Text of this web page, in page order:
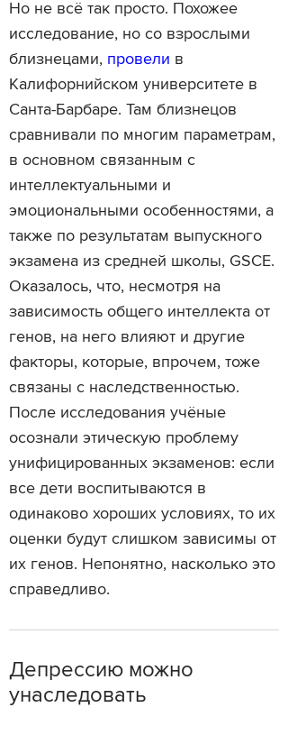
Но не всё так просто. Похожее
исследование, но со взрослыми
близнецами, провели в
Калифорнийском университете в
Санта-Барбаре. Там близнецов
сравнивали по многим параметрам,
в основном связанным с
интеллектуальными и
эмоциональными особенностями, а
также по результатам выпускного
экзамена из средней школы, GSCE.
Оказалось, что, несмотря на
зависимость общего интеллекта от
генов, на него влияют и другие
факторы, которые, впрочем, тоже
связаны с наследственностью.
После исследования учёные
осознали этическую проблему
унифицированных экзаменов: если
все дети воспитываются в
одинаково хороших условиях, то их
оценки будут слишком зависимы от
их генов. Непонятно, насколько это
справедливо.
Депрессию можно
унаследовать